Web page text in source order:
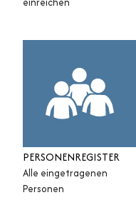
PERSONENREGISTER
Alle eingetragenen
Personen